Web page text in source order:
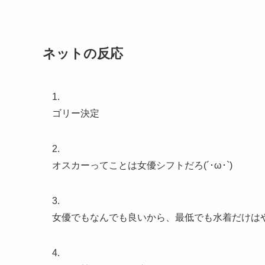
ネットの反応
1.
ゴリー決定
2.
オスカーってことは女優シフトだろ(´･ω･`)
3.
女優でもなんでも良いから、最低でも水着だけは
4.